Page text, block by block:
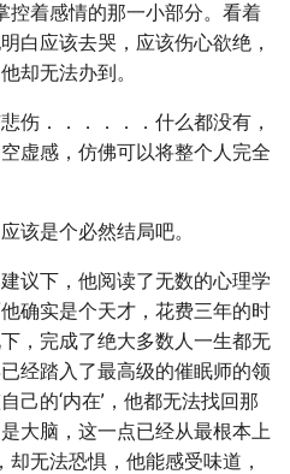
着感情的那一小部分。看着
白应该去哭，应该伤心欲绝，
却无法办到。
伤．．．．．．什么都没有，
虚感，仿佛可以将整个人完全
该是个必然结局吧。
议下，他阅读了无数的心理学
确实是个天才，花费三年的时
，完成了绝大多数人一生都无
经踏入了最高级的催眠师的领
己的‘内在’，他都无法找回那
大脑，这一点已经从最根本上
无法恐惧，他能感受味道，